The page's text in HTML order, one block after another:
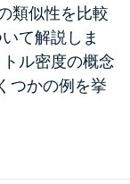
類似性を比較
て解説しま
ル密度の概念
つかの例を挙